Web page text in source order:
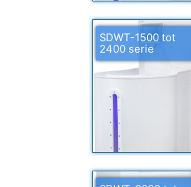
SDWT-1500 tot
2400 serie